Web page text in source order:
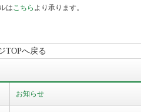
はこちら より承ります。
TOPへ戻る
お知らせ